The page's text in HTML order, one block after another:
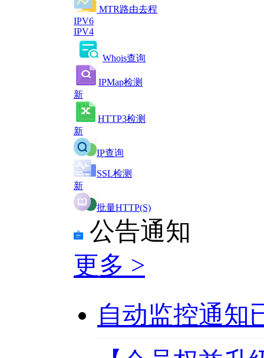
MTR路由去程
IPV6
IPV4
Whois查询
IPMap检测
新
HTTP3检测
新
IP查询
SSL检测
新
批量HTTP(S)
公告通知
更多 >
自动监控通知